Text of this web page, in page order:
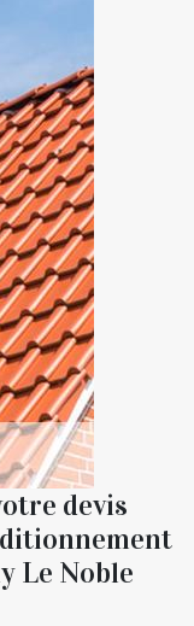
devis
Le Noble